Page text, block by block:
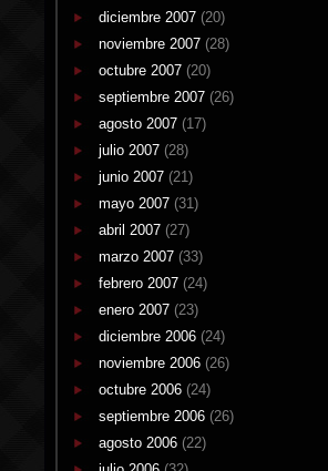
diciembre 2007 (20)
noviembre 2007 (28)
octubre 2007 (20)
septiembre 2007 (26)
agosto 2007 (17)
julio 2007 (28)
junio 2007 (21)
mayo 2007 (31)
abril 2007 (27)
marzo 2007 (33)
febrero 2007 (24)
enero 2007 (23)
diciembre 2006 (24)
noviembre 2006 (26)
octubre 2006 (24)
septiembre 2006 (26)
agosto 2006 (22)